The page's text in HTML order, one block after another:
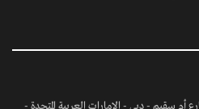
أم سقيم - دبي - الإمارات العربية المتحدة -